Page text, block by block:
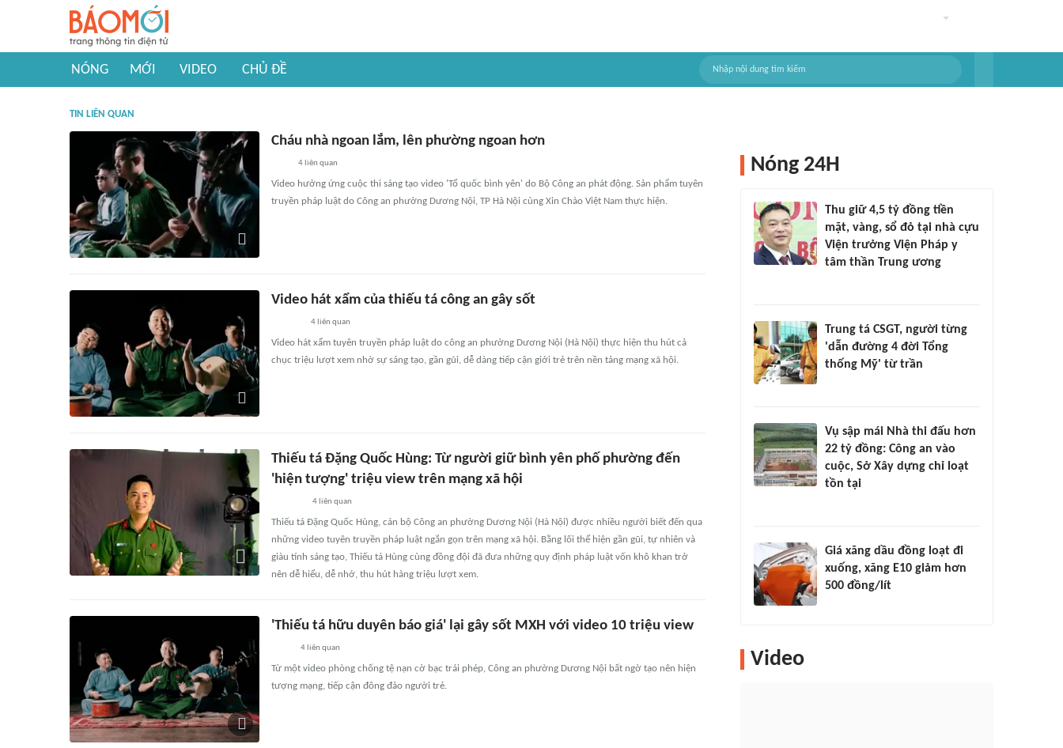
NÓNG MỚI VIDEO CHỦ ĐỀ
TIN LIÊN QUAN
Cháu nhà ngoan lắm, lên phường ngoan hơn
4liên quan
Video hưởng ứng cuộc thi sáng tạo video 'Tổ quốc bình yên' do Bộ Công an phát động. Sản phẩm tuyên
truyền pháp luật do Công an phường Dương Nội, TP Hà Nội cùng Xin Chào Việt Nam thực hiện.
Video hát xẩm của thiếu tá công an gây sốt
4liên quan
Video hát xẩm tuyên truyền pháp luật do công an phường Dương Nội (Hà Nội) thực hiện thu hút cả
chục triệu lượt xem nhờ sự sáng tạo, gần gũi, dễ dàng tiếp cận giới trẻ trên nền tảng mạng xã hội.
Thiếu tá Đặng Quốc Hùng: Từ người giữ bình yên phố phường đến
'hiện tượng' triệu view trên mạng xã hội
4liên quan
Thiếu tá Đặng Quốc Hùng, cán bộ Công an phường Dương Nội (Hà Nội) được nhiều người biết đến qua
những video tuyên truyền pháp luật ngắn gọn trên mạng xã hội. Bằng lối thể hiện gần gũi, tự nhiên và
giàu tính sáng tạo, Thiếu tá Hùng cùng đồng đội đã đưa những quy định pháp luật vốn khô khan trở
nên dễ hiểu, dễ nhớ, thu hút hàng triệu lượt xem.
'Thiếu tá hữu duyên báo giá' lại gây sốt MXH với video 10 triệu view
4liên quan
Từ một video phòng chống tệ nạn cờ bạc trái phép, Công an phường Dương Nội bất ngờ tạo nên hiện
tượng mạng, tiếp cận đông đảo người trẻ.
Nóng 24H
Thu giữ 4,5 tỷ đồng tiền
mặt, vàng, sổ đỏ tại nhà cựu
Viện trưởng Viện Pháp y
tâm thần Trung ương
Trung tá CSGT, người từng
'dẫn đường 4 đời Tổng
thống Mỹ' từ trần
Vụ sập mái Nhà thi đấu hơn
22 tỷ đồng: Công an vào
cuộc, Sở Xây dựng chỉ loạt
tồn tại
Giá xăng dầu đồng loạt đi
xuống, xăng E10 giảm hơn
500 đồng/lít
Video